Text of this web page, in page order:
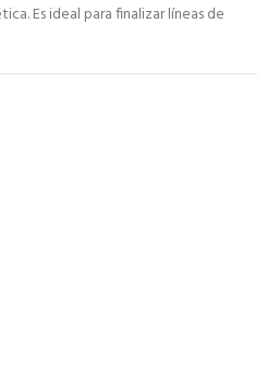
Es ideal para finalizar líneas de